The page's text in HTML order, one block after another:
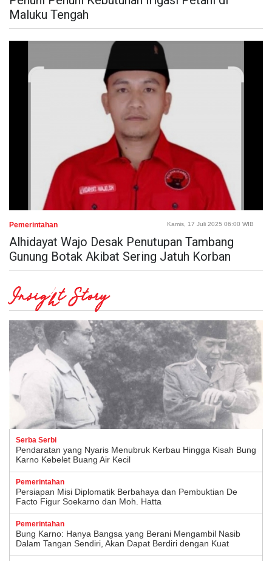
Maluku Tengah
Pemerintahan Kamis, 17 Juli 2025 06:00 WIB
Alhidayat Wajo Desak Penutupan Tambang
Gunung Botak Akibat Sering Jatuh Korban
Insight Story
Serba Serbi
Pendaratan yang Nyaris Menubruk Kerbau Hingga Kisah Bung
Karno Kebelet Buang Air Kecil
Pemerintahan
Persiapan Misi Diplomatik Berbahaya dan Pembuktian De
Facto Figur Soekarno dan Moh. Hatta
Pemerintahan
Bung Karno: Hanya Bangsa yang Berani Mengambil Nasib
Dalam Tangan Sendiri, Akan Dapat Berdiri dengan Kuat